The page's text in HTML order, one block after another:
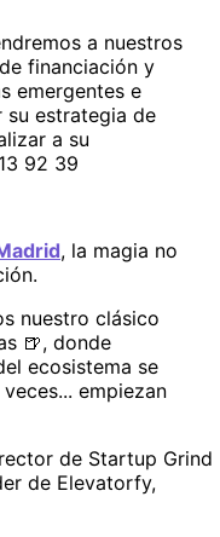
a nuestros
financiación y
emergentes e
su estrategia de
a su
92 39
, la magia no
nuestro clásico
🍺, donde
ecosistema se
empiezan
de Startup Grind
de Elevatorfy,